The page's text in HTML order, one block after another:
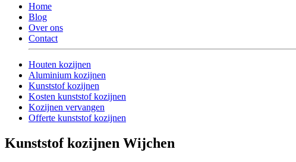
Home
Blog
Over ons
Contact
Houten kozijnen
Aluminium kozijnen
Kunststof kozijnen
Kosten kunststof kozijnen
Kozijnen vervangen
Offerte kunststof kozijnen
Kunststof kozijnen Wijchen